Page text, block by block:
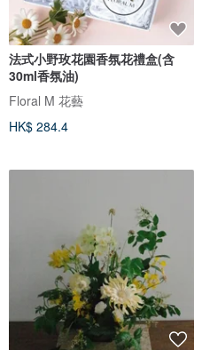
法式小野玫花園香氛花禮盒(含
30ml香氛油)
Floral M 花藝
HK$ 284.4